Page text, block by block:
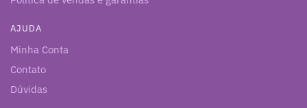
AJUDA
Minha Conta
Contato
Dúvidas